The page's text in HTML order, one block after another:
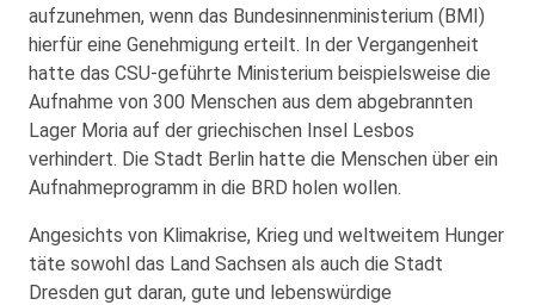
aufzunehmen, wenn das Bundesinnenministerium (BMI)
hierfür eine Genehmigung erteilt. In der Vergangenheit
hatte das CSU-geführte Ministerium beispielsweise die
Aufnahme von 300 Menschen aus dem abgebrannten
Lager Moria auf der griechischen Insel Lesbos
verhindert. Die Stadt Berlin hatte die Menschen über ein
Aufnahmeprogramm in die BRD holen wollen.
Angesichts von Klimakrise, Krieg und weltweitem Hunger
täte sowohl das Land Sachsen als auch die Stadt
Dresden gut daran, gute und lebenswürdige